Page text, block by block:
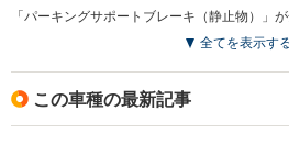
全てを表示す
この車種の最新記事